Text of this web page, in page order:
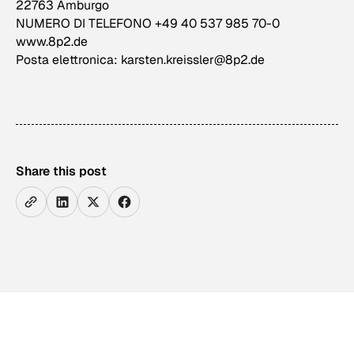
22763 Amburgo
NUMERO DI TELEFONO +49 40 537 985 70-0
www.8p2.de
Posta elettronica: karsten.kreissler@8p2.de
Share this post